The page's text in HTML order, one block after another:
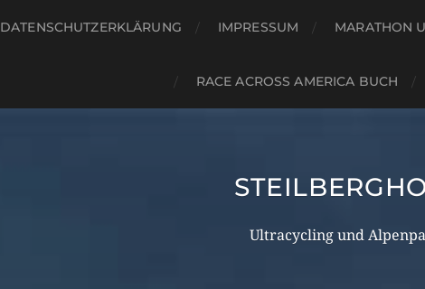
DATENSCHUTZERKLÄRUNG IMPRESSUM MARATHON
RACE ACROSS AMERICA BUCH
Ultracycling und